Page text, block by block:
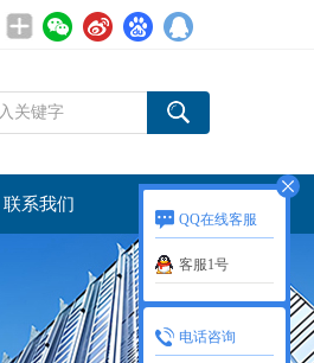
联系我们
QQ在线客服
客服1号
电话咨询